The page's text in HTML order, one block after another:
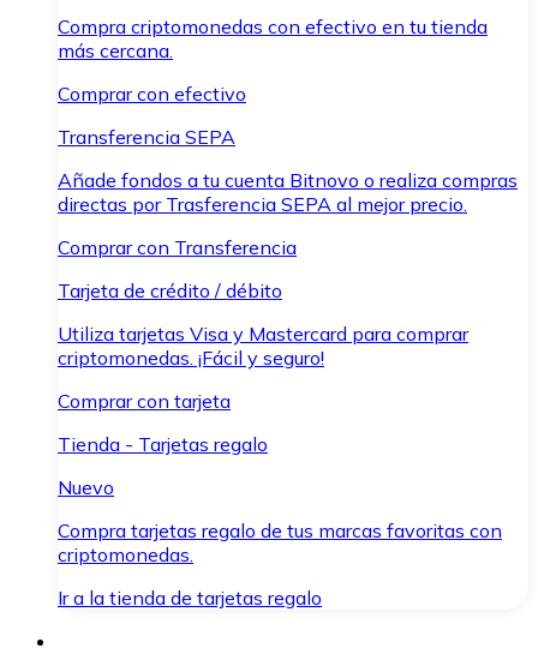
Compra criptomonedas con efectivo en tu tienda
más cercana.
Comprar con efectivo
Transferencia SEPA
Añade fondos a tu cuenta Bitnovo o realiza compras
directas por Trasferencia SEPA al mejor precio.
Comprar con Transferencia
Tarjeta de crédito / débito
Utiliza tarjetas Visa y Mastercard para comprar
criptomonedas. ¡Fácil y seguro!
Comprar con tarjeta
Tienda - Tarjetas regalo
Nuevo
Compra tarjetas regalo de tus marcas favoritas con
criptomonedas.
Ir a la tienda de tarjetas regalo